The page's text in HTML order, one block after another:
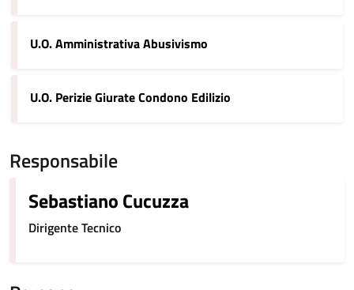
U.O. Amministrativa Abusivismo
U.O. Perizie Giurate Condono Edilizio
Responsabile
Sebastiano Cucuzza
Dirigente Tecnico